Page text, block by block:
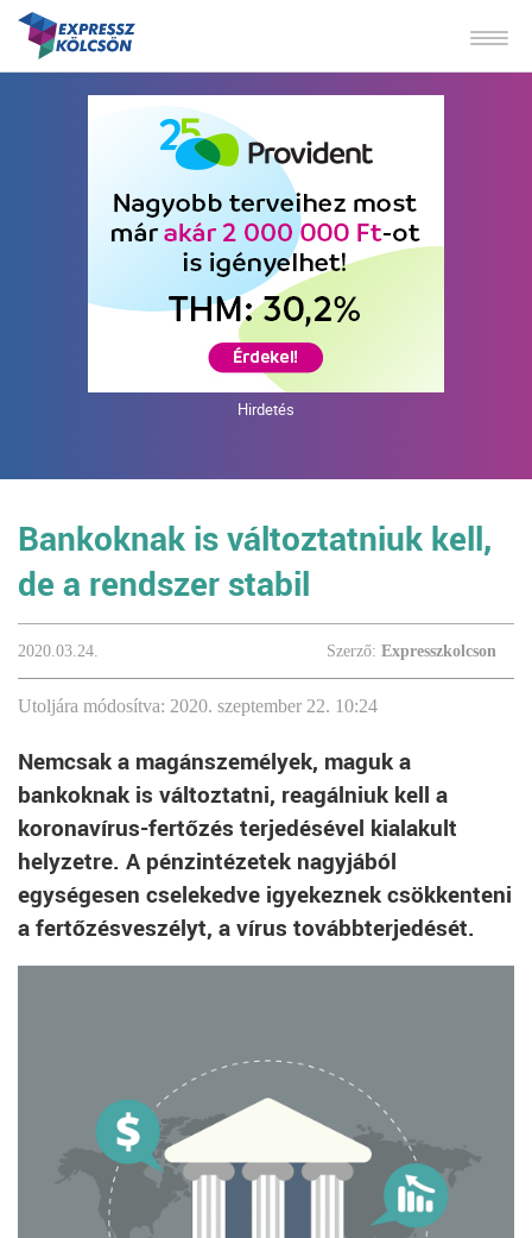
Hirdetés
Bankoknak is változtatniuk kell,
de a rendszer stabil
2020.03.24. Szerző: Expresszkolcson
Utoljára módosítva: 2020. szeptember 22. 10:24
Nemcsak a magánszemélyek, maguk a
bankoknak is változtatni, reagálniuk kell a
koronavírus-fertőzés terjedésével kialakult
helyzetre. A pénzintézetek nagyjából
egységesen cselekedve igyekeznek csökkenteni
a fertőzésveszélyt, a vírus továbbterjedését.